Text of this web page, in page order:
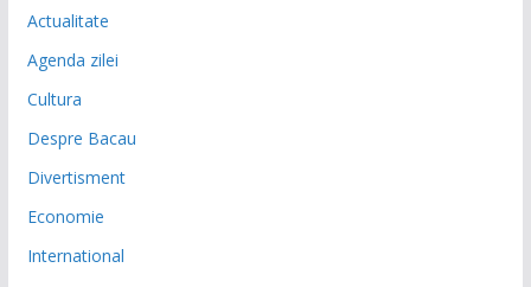
Actualitate
Agenda zilei
Cultura
Despre Bacau
Divertisment
Economie
International